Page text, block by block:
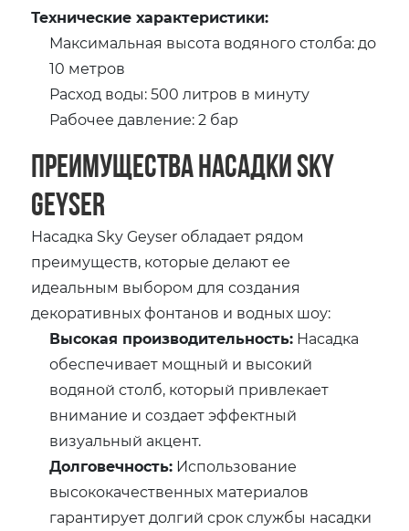
Технические характеристики:
Максимальная высота водяного столба: до
10 метров
Расход воды: 500 литров в минуту
Рабочее давление: 2 бар
Преимущества насадки Sky
Geyser
Насадка Sky Geyser обладает рядом
преимуществ, которые делают ее
идеальным выбором для создания
декоративных фонтанов и водных шоу:
Высокая производительность: Насадка
обеспечивает мощный и высокий
водяной столб, который привлекает
внимание и создает эффектный
визуальный акцент.
Долговечность: Использование
высококачественных материалов
гарантирует долгий срок службы насадки